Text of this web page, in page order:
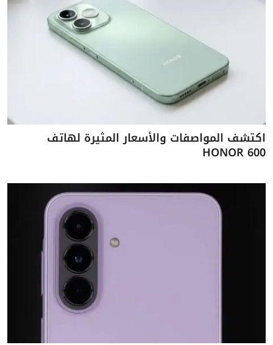
اكتشف المواصفات والأسعار المثيرة لهاتف
HONOR 600